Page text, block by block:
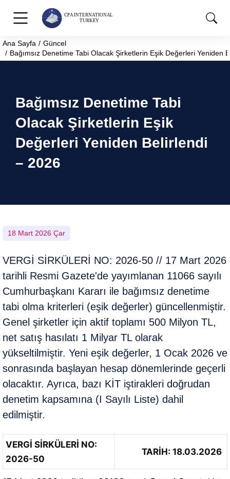
You are here:
Ana Sayfa
Güncel
Bağımsız Denetime Tabi Olacak Şirketlerin Eşik Değerleri Yeniden
Bağımsız Denetime Tabi
Olacak Şirketlerin Eşik
Değerleri Yeniden Belirlendi
– 2026
18 Mart 2026 Çar
VERGİ SİRKÜLERİ NO: 2026-50 // 17 Mart 2026
tarihli Resmi Gazete'de yayımlanan 11066 sayılı
Cumhurbaşkanı Kararı ile bağımsız denetime
tabi olma kriterleri (eşik değerler) güncellenmiştir.
Genel şirketler için aktif toplamı 500 Milyon TL,
net satış hasılatı 1 Milyar TL olarak
yükseltilmiştir. Yeni eşik değerler, 1 Ocak 2026 ve
sonrasında başlayan hesap dönemlerinde geçerli
olacaktır. Ayrıca, bazı KİT iştirakleri doğrudan
denetim kapsamına (I Sayılı Liste) dahil
edilmiştir.
VERGİ SİRKÜLERİ NO:
2026-50
TARİH: 18.03.2026